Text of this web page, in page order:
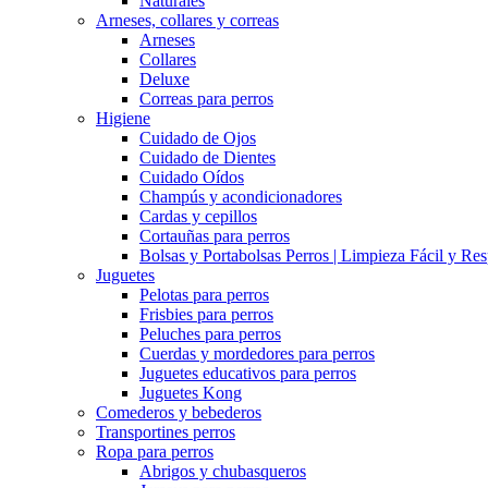
Arneses, collares y correas
Arneses
Collares
Deluxe
Correas para perros
Higiene
Cuidado de Ojos
Cuidado de Dientes
Cuidado Oídos
Champús y acondicionadores
Cardas y cepillos
Cortauñas para perros
Bolsas y Portabolsas Perros | Limpieza Fácil y
Juguetes
Pelotas para perros
Frisbies para perros
Peluches para perros
Cuerdas y mordedores para perros
Juguetes educativos para perros
Juguetes Kong
Comederos y bebederos
Transportines perros
Ropa para perros
Abrigos y chubasqueros